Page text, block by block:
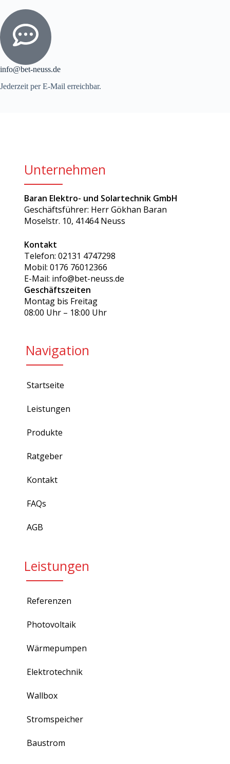
info@bet-neuss.de
Jederzeit per E-Mail erreichbar.
Unternehmen
Baran Elektro- und Solartechnik GmbH
Geschäftsführer: Herr Gökhan Baran
Moselstr. 10, 41464 Neuss
Kontakt
Telefon: 02131 4747298
Mobil: 0176 76012366
E-Mail: info@bet-neuss.de
Geschäftszeiten
Montag bis Freitag
08:00 Uhr – 18:00 Uhr
Navigation
Startseite
Leistungen
Produkte
Ratgeber
Kontakt
FAQs
AGB
Leistungen
Referenzen
Photovoltaik
Wärmepumpen
Elektrotechnik
Wallbox
Stromspeicher
Baustrom